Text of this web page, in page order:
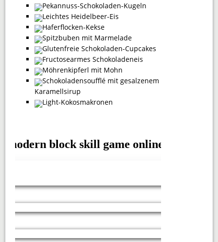
Pekannuss-Schokoladen-Kugeln
Leichtes Heidelbeer-Eis
Haferflocken-Kekse
Spitzbuben mit Marmelade
Glutenfreie Schokoladen-Cupcakes
Fructosearmes Schokoladeneis
Möhrenkipferl mit Mohn
Schokoladensoufflé mit gesalzenem
Karamellsirup
Light-Kokosmakronen